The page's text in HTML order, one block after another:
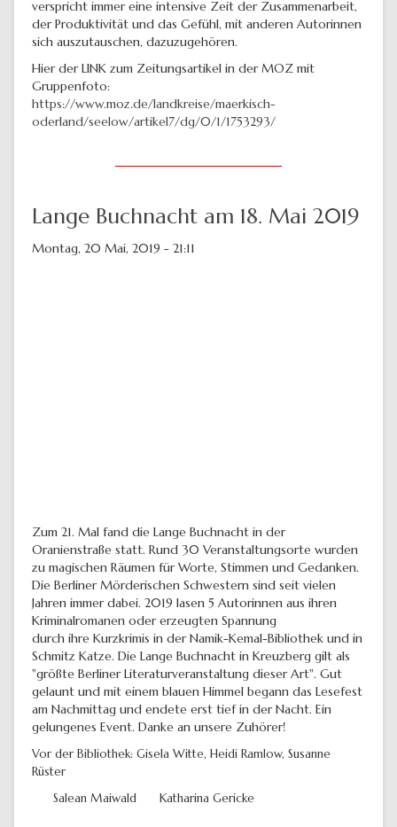
verspricht immer eine intensive Zeit der Zusammenarbeit,
der Produktivität und das Gefühl, mit anderen Autorinnen
sich auszutauschen, dazuzugehören.
Hier der LINK zum Zeitungsartikel in der MOZ mit
Gruppenfoto:
https://www.moz.de/landkreise/maerkisch-
oderland/seelow/artikel7/dg/0/1/1753293/
Lange Buchnacht am 18. Mai 2019
Montag, 20 Mai, 2019 - 21:11
Zum 21. Mal fand die Lange Buchnacht in der
Oranienstraße statt. Rund 30 Veranstaltungsorte wurden
zu magischen Räumen für Worte, Stimmen und Gedanken.
Die Berliner Mörderischen Schwestern sind seit vielen
Jahren immer dabei. 2019 lasen 5 Autorinnen aus ihren
Kriminalromanen oder erzeugten Spannung
durch ihre Kurzkrimis in der Namik-Kemal-Bibliothek und in
Schmitz Katze. Die Lange Buchnacht in Kreuzberg gilt als
"größte Berliner Literaturveranstaltung dieser Art". Gut
gelaunt und mit einem blauen Himmel begann das Lesefest
am Nachmittag und endete erst tief in der Nacht. Ein
gelungenes Event. Danke an unsere Zuhörer!
Vor der Bibliothek: Gisela Witte, Heidi Ramlow, Susanne
Rüster
Salean Maiwald
Katharina Gericke